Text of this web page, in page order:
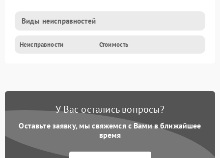
Виды неисправностей
Неисправности Стоимость
У Вас остались вопросы?
Оставьте заявку, мы свяжемся с Вами в ближайшее
время